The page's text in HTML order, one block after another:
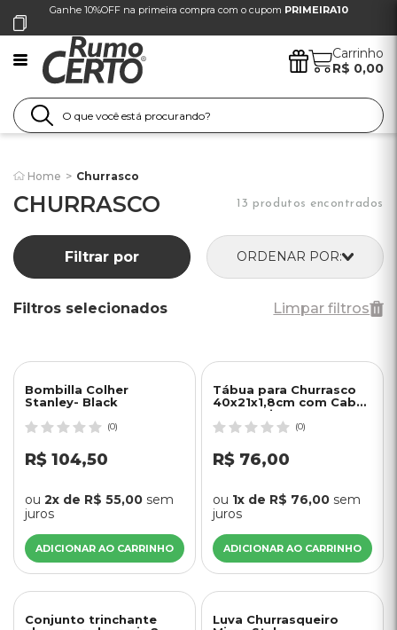
Ganhe 10%OFF na primeira compra com o cupom PRIMEIRA10
Carrinho
R$ 0,00
Home > Churrasco
CHURRASCO 13 produtos encontrados
ORDENAR POR:
Filtrar por
Filtros selecionados Limpar filtros
Bombilla Colher
Stanley- Black
(0)
R$ 104,50
ou 2x de R$ 55,00 sem
juros
ADICIONAR AO CARRINHO
Tábua para Churrasco
40x21x1,8cm com Cabo
Tramontina
(0)
R$ 76,00
ou 1x de R$ 76,00 sem
juros
ADICIONAR AO CARRINHO
15% OFF
Conjunto trinchante
Luva Churrasqueiro